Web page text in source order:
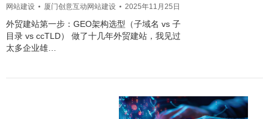
网站建设 厦门创意互动网站建设 2025年11月25日
外贸建站第一步：GEO架构选型（子域名 vs 子
目录 vs ccTLD） 做了十几年外贸建站，我见过
太多企业雄…